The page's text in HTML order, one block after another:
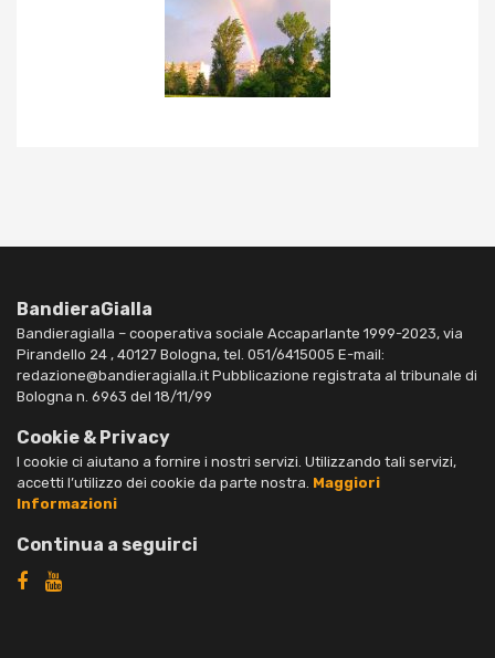
BandieraGialla
Bandieragialla – cooperativa sociale Accaparlante 1999-2023, via
Pirandello 24 , 40127 Bologna, tel. 051/6415005 E-mail:
redazione@bandieragialla.it Pubblicazione registrata al tribunale di
Bologna n. 6963 del 18/11/99
Cookie & Privacy
I cookie ci aiutano a fornire i nostri servizi. Utilizzando tali servizi,
accetti l’utilizzo dei cookie da parte nostra. Maggiori
Informazioni
Continua a seguirci